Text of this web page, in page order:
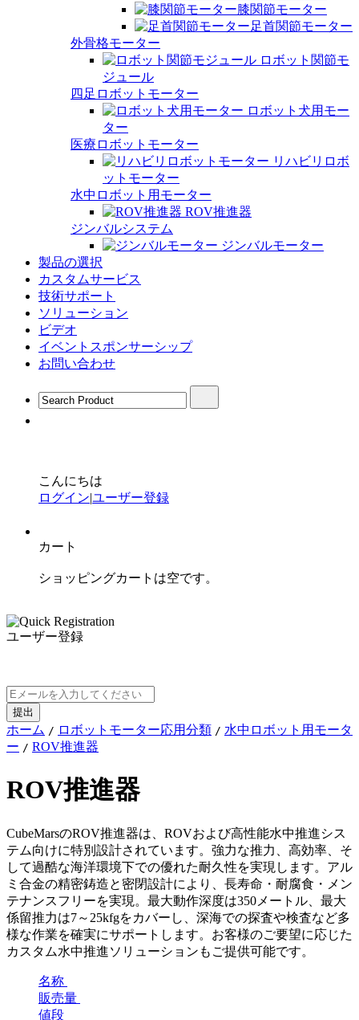
膝関節モーター
足首関節モーター
外骨格モーター
ロボット関節モ
ジュール
四足ロボットモーター
ロボット犬用モー
ター
医療ロボットモーター
リハビリロボ
ットモーター
水中ロボット用モーター
ROV推進器
ジンバルシステム
ジンバルモーター
製品の選択
カスタムサービス
技術サポート
ソリューション
ビデオ
イベントスポンサーシップ
お問い合わせ
こんにちは
ログイン|ユーザー登録
カート
ショッピングカートは空です。
ユーザー登録
ホーム / ロボットモーター応用分類 / 水中ロボット用モータ
ー / ROV推進器
ROV推進器
CubeMarsのROV推進器は、ROVおよび高性能水中推進シス
テム向けに特別設計されています。強力な推力、高効率、そ
して過酷な海洋環境下での優れた耐久性を実現します。アル
ミ合金の精密鋳造と密閉設計により、長寿命・耐腐食・メン
テナンスフリーを実現。最大動作深度は350メートル、最大
係留推力は7～25kfgをカバーし、深海での探査や検査など多
様な作業を確実にサポートします。お客様のご要望に応じた
カスタム水中推進ソリューションもご提供可能です。
名称
販売量
値段